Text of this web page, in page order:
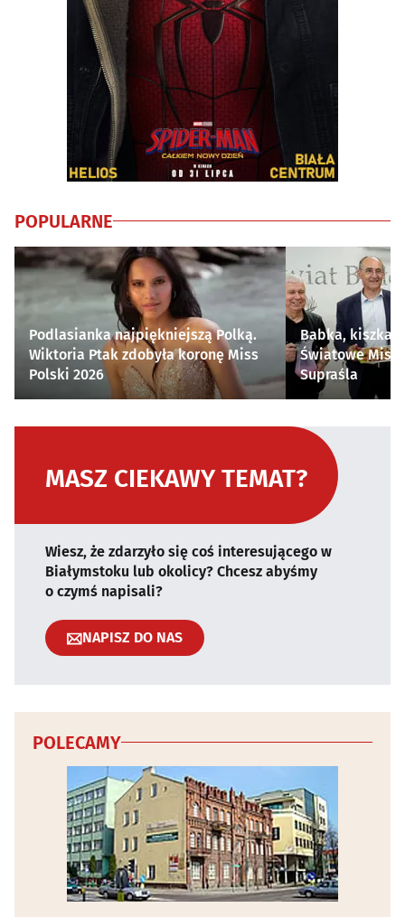
POPULARNE
Podlasianka najpiękniejszą Polką.
Wiktoria Ptak zdobyła koronę Miss
Polski 2026
Babka, kiszka i
Światowe
Supraśla
MASZ CIEKAWY TEMAT?
Wiesz, że zdarzyło się coś interesującego w
Białymstoku lub okolicy? Chcesz abyśmy
o czymś napisali?
NAPISZ DO NAS
POLECAMY